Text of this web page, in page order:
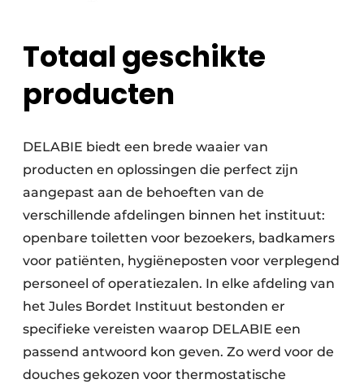
Totaal geschikte
producten
DELABIE biedt een brede waaier van
producten en oplossingen die perfect zijn
aangepast aan de behoeften van de
verschillende afdelingen binnen het instituut:
openbare toiletten voor bezoekers, badkamers
voor patiënten, hygiëneposten voor verplegend
personeel of operatiezalen. In elke afdeling van
het Jules Bordet Instituut bestonden er
specifieke vereisten waarop DELABIE een
passend antwoord kon geven. Zo werd voor de
douches gekozen voor thermostatische